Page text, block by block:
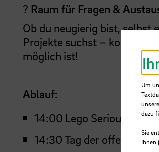
? Raum für Fragen &
Ob du neugierig bist, selbst
Projekte suchst – komm
möglich ist!
Ablauf:
14:00 Lego Serious Play
14:30 Tag der offenen
Um
dazu
Sie
Ihnen